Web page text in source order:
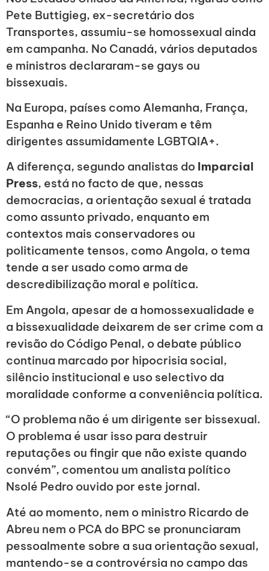
Pete Buttigieg, ex-secretário dos
Transportes, assumiu-se homossexual ainda
em campanha. No Canadá, vários deputados
e ministros declararam-se gays ou
bissexuais.
Na Europa, países como Alemanha, França,
Espanha e Reino Unido tiveram e têm
dirigentes assumidamente LGBTQIA+.
A diferença, segundo analistas do Imparcial
Press, está no facto de que, nessas
democracias, a orientação sexual é tratada
como assunto privado, enquanto em
contextos mais conservadores ou
politicamente tensos, como Angola, o tema
tende a ser usado como arma de
descredibilização moral e política.
Em Angola, apesar de a homossexualidade e
a bissexualidade deixarem de ser crime com a
revisão do Código Penal, o debate público
continua marcado por hipocrisia social,
silêncio institucional e uso selectivo da
moralidade conforme a conveniência política.
“O problema não é um dirigente ser bissexual.
O problema é usar isso para destruir
reputações ou fingir que não existe quando
convém”, comentou um analista político
Nsolé Pedro ouvido por este jornal.
Até ao momento, nem o ministro Ricardo de
Abreu nem o PCA do BPC se pronunciaram
pessoalmente sobre a sua orientação sexual,
mantendo-se a controvérsia no campo das